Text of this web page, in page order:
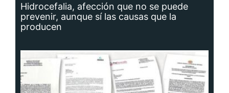
Hidrocefalia, afección que no se puede
prevenir, aunque sí las causas que la
producen